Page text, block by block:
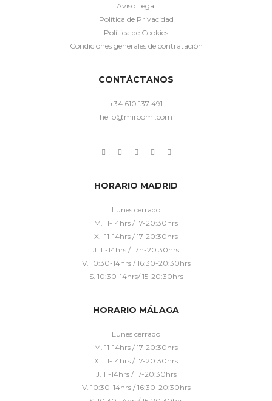
Aviso Legal
Política de Privacidad
Política de Cookies
Condiciones generales de contratación
CONTÁCTANOS
+34 610 137 491
hello@miroomi.com
HORARIO MADRID
Lunes cerrado
M. 11-14hrs / 17-20:30hrs
X. 11-14hrs / 17-20:30hrs
J. 11-14hrs / 17h-20:30hrs
V. 10:30-14hrs / 16:30-20:30hrs
S. 10:30-14hrs/ 15-20:30hrs
HORARIO MÁLAGA
Lunes cerrado
M. 11-14hrs / 17-20:30hrs
X. 11-14hrs / 17-20:30hrs
J. 11-14hrs / 17-20:30hrs
V. 10:30-14hrs / 16:30-20:30hrs